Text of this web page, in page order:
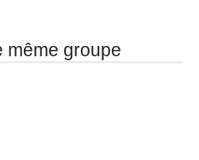
même groupe